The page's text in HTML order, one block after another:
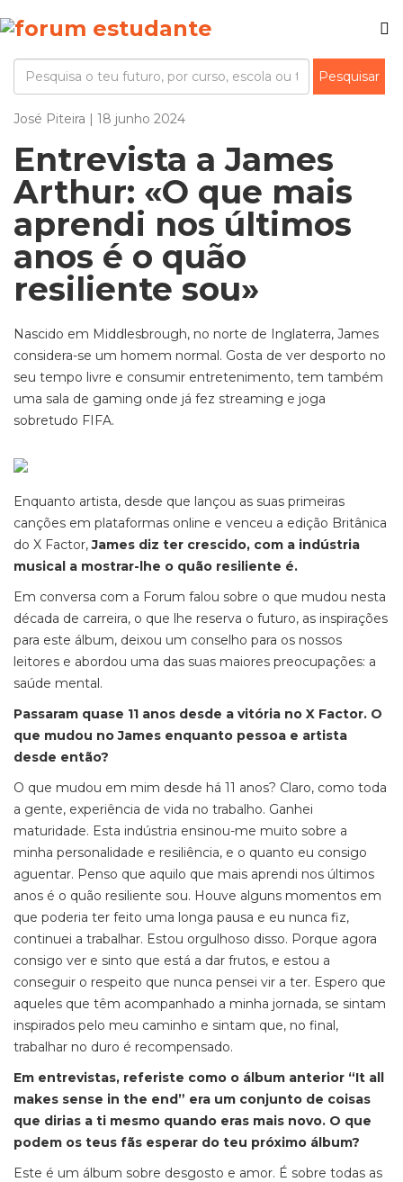
José Piteira | 18 junho 2024
Entrevista a James
Arthur: «O que mais
aprendi nos últimos
anos é o quão
resiliente sou»
Nascido em Middlesbrough, no norte de Inglaterra, James
considera-se um homem normal. Gosta de ver desporto no
seu tempo livre e consumir entretenimento, tem também
uma sala de gaming onde já fez streaming e joga
sobretudo FIFA.
Enquanto artista, desde que lançou as suas primeiras
canções em plataformas online e venceu a edição Britânica
do X Factor,James diz ter crescido, com a indústria
musical a mostrar-lhe o quão resiliente é.
Em conversa com a Forum falou sobre o que mudou nesta
década de carreira, o que lhe reserva o futuro, as inspirações
para este álbum, deixou um conselho para os nossos
leitores e abordou uma das suas maiores preocupações: a
saúde mental.
Passaram quase 11 anos desde a vitória no X Factor. O
que mudou no James enquanto pessoa e artista
desde então?
O que mudou em mim desde há 11 anos? Claro, como toda
a gente, experiência de vida no trabalho. Ganhei
maturidade. Esta indústria ensinou-me muito sobre a
minha personalidade e resiliência, e o quanto eu consigo
aguentar. Penso que aquilo que mais aprendi nos últimos
anos é o quão resiliente sou. Houve alguns momentos em
que poderia ter feito uma longa pausa e eu nunca fiz,
continuei a trabalhar. Estou orgulhoso disso. Porque agora
consigo ver e sinto que está a dar frutos, e estou a
conseguir o respeito que nunca pensei vir a ter. Espero que
aqueles que têm acompanhado a minha jornada, se sintam
inspirados pelo meu caminho e sintam que, no final,
trabalhar no duro é recompensado.
Em entrevistas, referiste como o álbum anterior “It all
makes sense in the end” era um conjunto de coisas
que dirias a ti mesmo quando eras mais novo. O que
podem os teus fãs esperar do teu próximo álbum?
Este é um álbum sobre desgosto e amor. É sobre todas as